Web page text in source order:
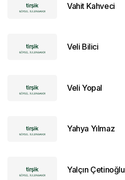
Vahit Kahveci
Veli Bilici
Veli Yopal
Yahya Yılmaz
Yalçın Çetinoğlu